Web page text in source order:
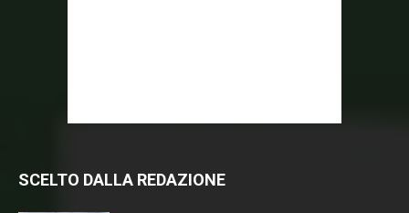
SCELTO DALLA REDAZIONE